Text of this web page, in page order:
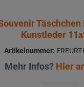
Kunstleder
Artikelnummer:
Mehr Infos? Hier